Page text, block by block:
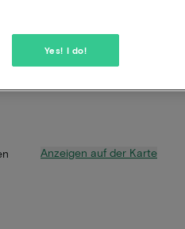
Anzeigen auf der Karte
Yes! I do!